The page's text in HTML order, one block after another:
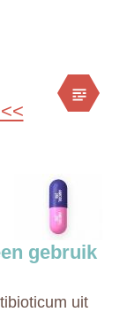
gebruik
uit